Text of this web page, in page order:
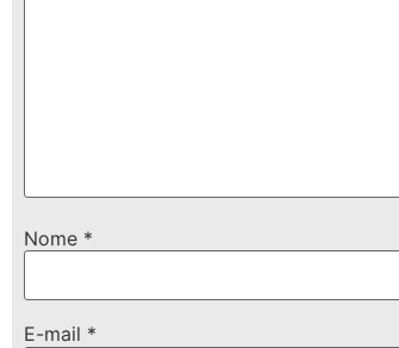
Nome *
E-mail *